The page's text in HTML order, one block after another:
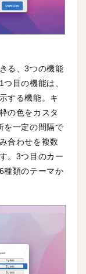
る、3つの機能
目の機能は、
する機能。キ
の色をカスタ
を一定の間隔で
合わせを複数
。3つ目のカー
種類のテーマか